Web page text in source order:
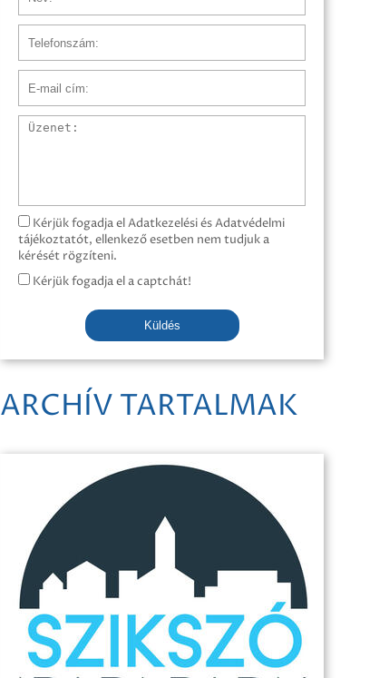
Üzenet
Kérjük fogadja el Adatkezelési és Adatvédelmi
tájékoztatót, ellenkező esetben nem tudjuk a
kérését rögzíteni.
Kérjük fogadja el a captchát!
Küldés
ARCHÍV TARTALMAK